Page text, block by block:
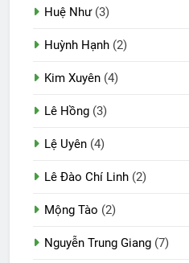
Huệ Như(3)
Huỳnh Hạnh (2)
Kim Xuyên (4)
Lê Hồng (3)
Lệ Uyên (4)
Lê Đào Chí Linh (2)
Mộng Tào (2)
Nguyễn Trung Giang (7)